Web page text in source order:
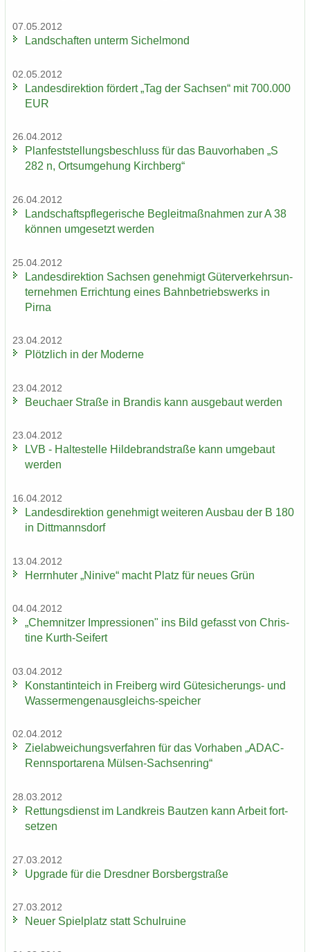
07.05.2012
Land­schaf­ten un­term Si­chel­mond
02.05.2012
Lan­des­di­rek­ti­on för­dert „Tag der Sach­sen“ mit 700.000
EUR
26.04.2012
Plan­fest­stel­lungs­be­schluss für das Bau­vor­ha­ben „S
282 n, Orts­um­ge­hung Kirch­berg“
26.04.2012
Land­schafts­pfle­ge­ri­sche Be­gleit­maß­nah­men zur A 38
kön­nen um­ge­setzt wer­den
25.04.2012
Lan­des­di­rek­ti­on Sach­sen ge­neh­migt Gü­ter­ver­kehrs­un­
ter­neh­men Er­rich­tung eines Bahn­be­triebs­werks in
Pirna
23.04.2012
Plötz­lich in der Mo­der­ne
23.04.2012
Beu­cha­er Stra­ße in Bran­dis kann aus­ge­baut wer­den
23.04.2012
LVB - Hal­te­stel­le Hil­de­brand­stra­ße kann um­ge­baut
wer­den
16.04.2012
Lan­des­di­rek­ti­on ge­neh­migt wei­te­ren Aus­bau der B 180
in Ditt­manns­dorf
13.04.2012
Herrn­hu­ter „Ni­ni­ve“ macht Platz für neues Grün
04.04.2012
„Chem­nit­zer Im­pres­sio­nen" ins Bild ge­fasst von Chris­
ti­ne Kurth-​Seifert
03.04.2012
Kon­stan­tin­teich in Frei­berg wird Gütesicherungs-​ und
Wassermengenausgleichs-​speicher
02.04.2012
Ziel­ab­wei­chungs­ver­fah­ren für das Vor­ha­ben „ADAC-​
Rennsportarena Mülsen-​Sachsenring“
28.03.2012
Ret­tungs­dienst im Land­kreis Baut­zen kann Ar­beit fort­
set­zen
27.03.2012
Up­grade für die Dresd­ner Borsberg­stra­ße
27.03.2012
Neuer Spiel­platz statt Schul­rui­ne